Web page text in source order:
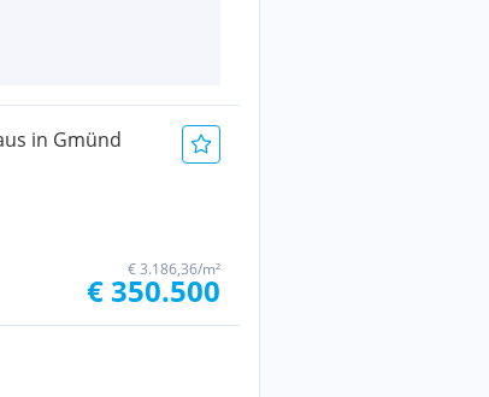
in Gmünd
€ 3.186,36/m²
€ 350.500